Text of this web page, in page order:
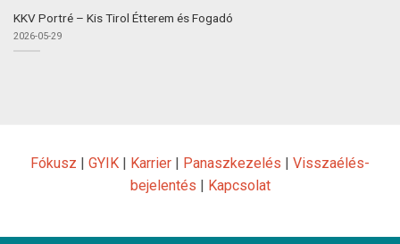
KKV Portré – Kis Tirol Étterem és Fogadó
2026-05-29
Fókusz | GYIK | Karrier | Panaszkezelés | Visszaélés-
bejelentés | Kapcsolat